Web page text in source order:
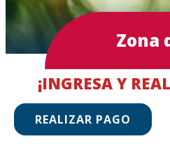
Zona
¡INGRESA Y
REALIZAR PAGO